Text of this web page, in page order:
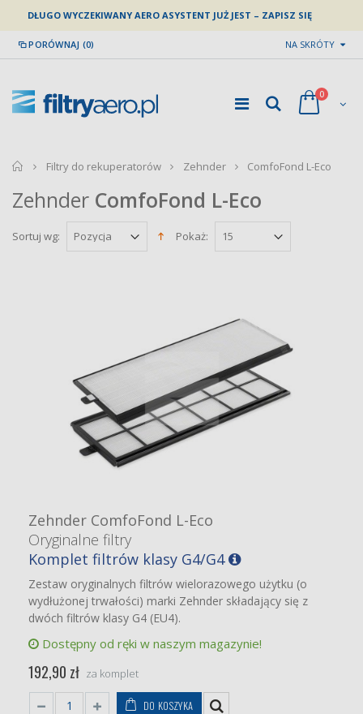
DŁUGO WYCZEKIWANY AERO ASYSTENT JUŻ JEST – ZAPISZ SIĘ
PORÓWNAJ (0) NA SKRÓTY
0
home
Filtry do rekuperatorów Zehnder ComfoFond L-Eco
Zehnder ComfoFond L-Eco
Sortuj wg: Pokaż:
Zehnder ComfoFond L-Eco
Oryginalne filtry
Komplet filtrów klasy G4/G4
Zestaw oryginalnych filtrów wielorazowego użytku (o
wydłużonej trwałości) marki Zehnder składający się z
dwóch filtrów klasy G4 (EU4).
Dostępny od ręki w naszym magazynie!
192,90 zł za komplet
DO KOSZYKA